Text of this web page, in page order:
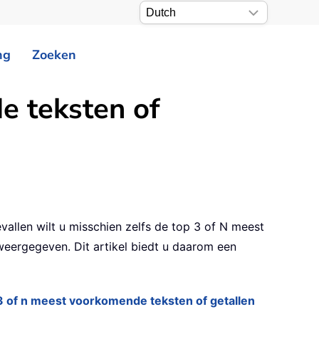
Zoeken
teksten of
wilt u misschien zelfs de top 3 of N meest
Dit artikel biedt u daarom een
of n meest voorkomende teksten of getallen